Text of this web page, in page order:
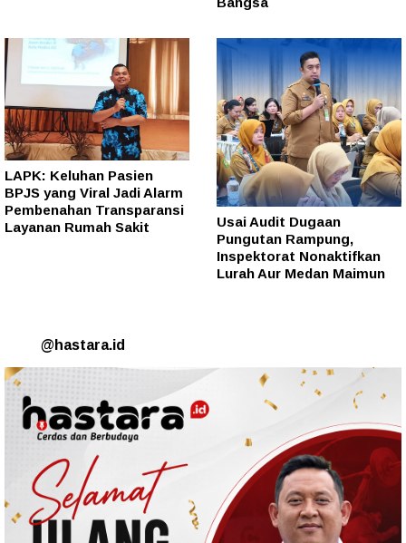
LAPK: Keluhan Pasien
BPJS yang Viral Jadi Alarm
Pembenahan Transparansi
Layanan Rumah Sakit
Usai Audit Dugaan
Pungutan Rampung,
Inspektorat Nonaktifkan
Lurah Aur Medan Maimun
@hastara.id